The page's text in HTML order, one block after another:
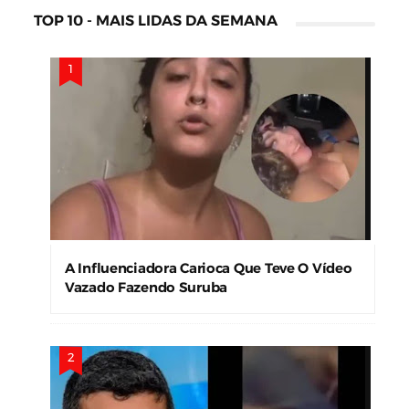
TOP 10 - MAIS LIDAS DA SEMANA
A Influenciadora Carioca Que Teve O Vídeo
Vazado Fazendo Suruba